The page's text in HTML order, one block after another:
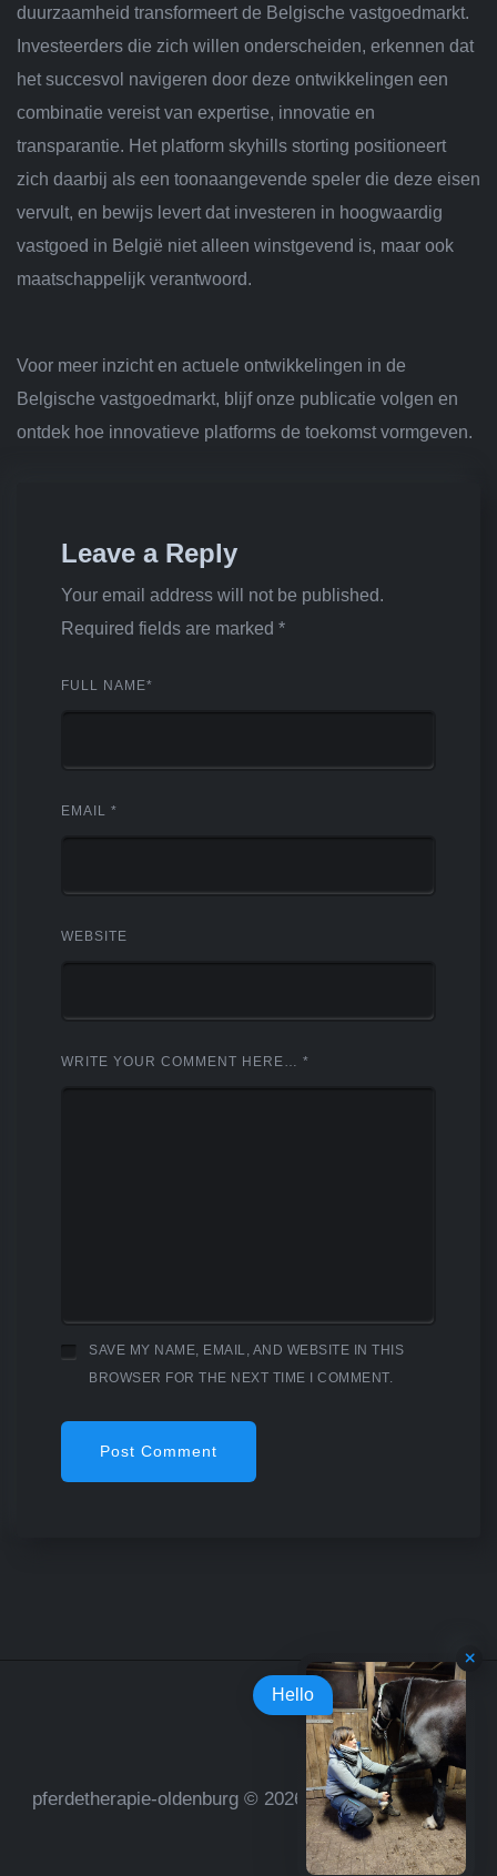
duurzaamheid transformeert de Belgische vastgoedmarkt.
Investeerders die zich willen onderscheiden, erkennen dat
het succesvol navigeren door deze ontwikkelingen een
combinatie vereist van expertise, innovatie en
transparantie. Het platform skyhills storting positioneert
zich daarbij als een toonaangevende speler die deze eisen
vervult, en bewijs levert dat investeren in hoogwaardig
vastgoed in België niet alleen winstgevend is, maar ook
maatschappelijk verantwoord.
Voor meer inzicht en actuele ontwikkelingen in de
Belgische vastgoedmarkt, blijf onze publicatie volgen en
ontdek hoe innovatieve platforms de toekomst vormgeven.
Leave a Reply
Your email address will not be published.
Required fields are marked *
FULL NAME*
EMAIL *
WEBSITE
WRITE YOUR COMMENT HERE… *
SAVE MY NAME, EMAIL, AND WEBSITE IN THIS
BROWSER FOR THE NEXT TIME I COMMENT.
pferdetherapie-oldenburg © 2026. All rights reserved
Hello